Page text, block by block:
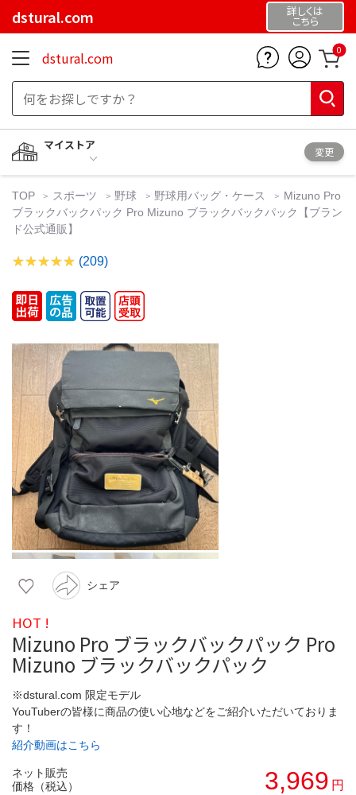
dstural.com 詳しくは
こちら
dstural.com 0
マイストア
変更
TOP スポーツ 野球 野球用バッグ・ケース
Mizuno Pro
ブラックバックパック Pro Mizuno ブラックバックパック【ブラン
ド公式通販】
(209)
シェア
HOT !
Mizuno Pro ブラックバックパック Pro
Mizuno ブラックバックパック
※dstural.com 限定モデル
YouTuberの皆様に商品の使い心地などをご紹介いただいておりま
す！
紹介動画はこちら
ネット販売
価格（税込）
3,969 円